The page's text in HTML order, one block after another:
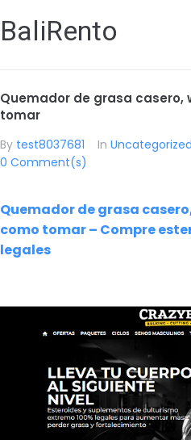
BaliRento
Quemador de grasa
tomar
By test8037681 In Uncategorized
0 Comment(s)
Quemador de grasa
como tomar – Compre
legales